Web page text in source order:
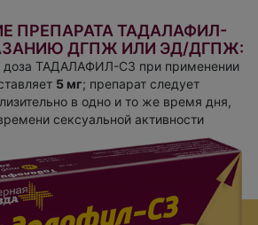
ПРЕПАРАТА ТАДАЛАФИЛ-
ДГПЖ ИЛИ ЭД/ДГПЖ:
доза ТАДАЛАФИЛ-СЗ при применении
5 мг; препарат следует
в одно и то же время дня,
сексуальной активности